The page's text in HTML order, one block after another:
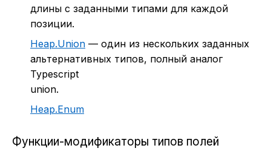
длины с заданными типами для каждой
позиции.
Heap.Union — один из нескольких заданных
альтернативных типов, полный аналог
Typescript
union.
Heap.Enum
Функции-модификаторы типов полей